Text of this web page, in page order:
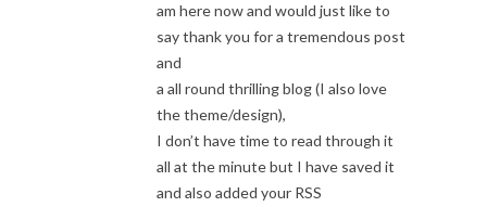
am here now and would just like to
say thank you for a tremendous post
and
a all round thrilling blog (I also love
the theme/design),
I don’t have time to read through it
all at the minute but I have saved it
and also added your RSS